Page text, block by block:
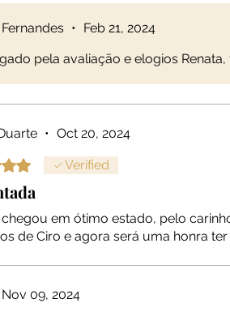
• Feb 21, 2024
pela avaliação e elogios
• Oct 20, 2024
out of 5 stars.Verified
em ótimo estado, pelo
de Ciro e agora será uma honra
Nov 09, 2024